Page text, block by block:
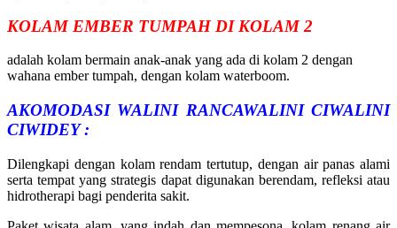
KOLAM EMBER TUMPAH DI KOLAM 2
adalah kolam bermain anak-anak yang ada di kolam 2 dengan
wahana ember tumpah, dengan kolam waterboom.
AKOMODASI WALINI RANCAWALINI CIWALINI
CIWIDEY :
Dilengkapi dengan kolam rendam tertutup, dengan air panas alami
serta tempat yang strategis dapat digunakan berendam, refleksi atau
hidrotherapi bagi penderita sakit.